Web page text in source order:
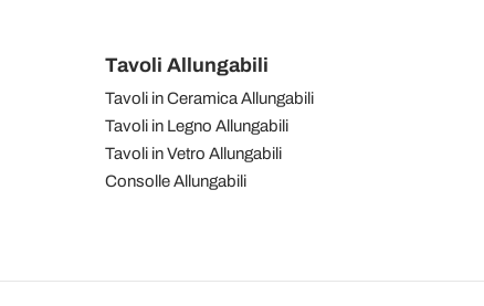
Tavoli Allungabili
Tavoli in Ceramica Allungabili
Tavoli in Legno Allungabili
Tavoli in Vetro Allungabili
Consolle Allungabili